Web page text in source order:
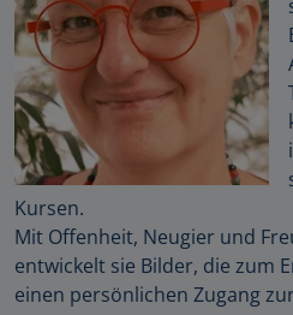
Kursen.
Mit Offenheit, Neugier und
entwickelt sie Bilder, die zum
einen persönlichen Zugang